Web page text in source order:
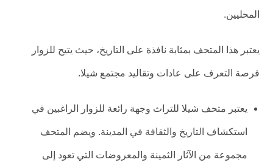
المحليين.
يعتبر هذا المتحف بمثابة نافذة على التاريخ، حيث يتيح للزوار
فرصة التعرف على عادات وتقاليد مجتمع شيلا.
يعتبر متحف شيلا للتراث وجهة رائعة للزوار الراغبين في
استكشاف التاريخ والثقافة في المدينة. ويضم المتحف
مجموعة من الآثار الثمينة والمعروضات التي تعود إلى